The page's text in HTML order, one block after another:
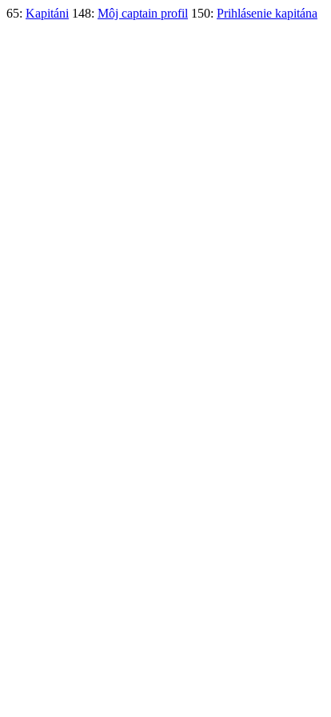
65: Kapitáni 148: Môj captain profil 150: Prihlásenie kapitána